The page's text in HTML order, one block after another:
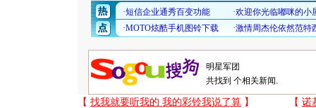
共找到 个相关新闻.